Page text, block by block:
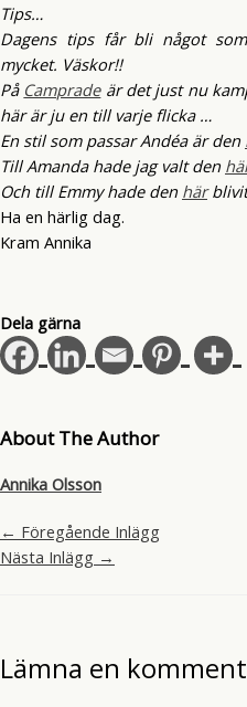
Tips…
Dagens tips får bli något
mycket. Väskor!!
På Campradeär det just nu
här är ju en till varje flicka …
En stil som passar Andéa är den
Till Amanda hade jag valt den
Och till Emmy hade den här
Ha en härlig dag.
Kram Annika
Dela gärna
About The Author
Annika Olsson
← Föregående Inlägg
Nästa Inlägg →
Lämna en